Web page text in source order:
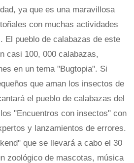
ya que es una maravillosa
con muchas actividades
El pueblo de calabazas de este
casi 100, 000 calabazas,
en un tema "Bugtopia". Si
que aman los insectos de
el pueblo de calabazas del
"Encuentros con insectos" con
y lanzamientos de errores.
que se llevará a cabo el 30
zoológico de mascotas, música